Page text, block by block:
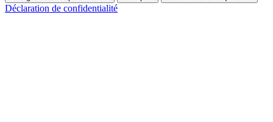
Déclaration de confidentialité